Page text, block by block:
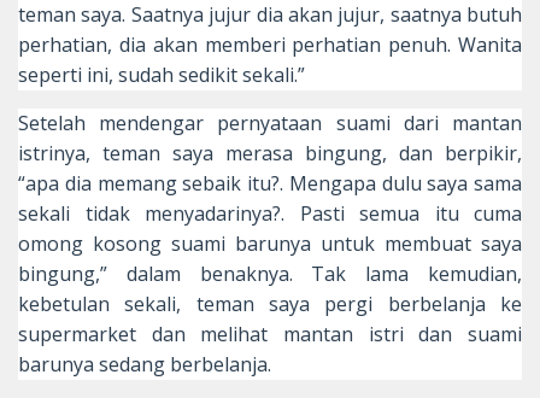
teman saya. Saatnya jujur dia akan jujur, saatnya butuh
perhatian, dia akan memberi perhatian penuh. Wanita
seperti ini, sudah sedikit sekali.”
Setelah mendengar pernyataan suami dari mantan
istrinya, teman saya merasa bingung, dan berpikir,
“apa dia memang sebaik itu?. Mengapa dulu saya sama
sekali tidak menyadarinya?. Pasti semua itu cuma
omong kosong suami barunya untuk membuat saya
bingung,” dalam benaknya. Tak lama kemudian,
kebetulan sekali, teman saya pergi berbelanja ke
supermarket dan melihat mantan istri dan suami
barunya sedang berbelanja.